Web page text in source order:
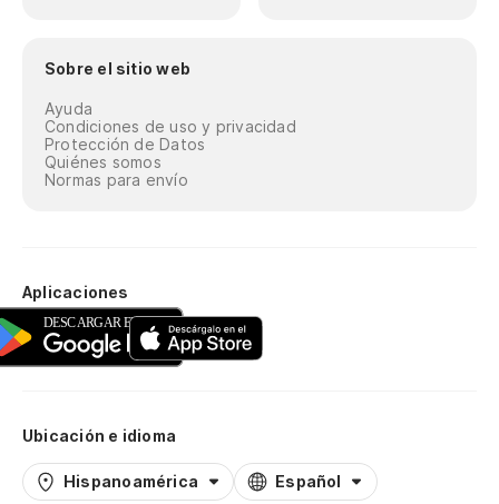
Sobre el sitio web
Ayuda
Condiciones de uso y privacidad
Protección de Datos
Quiénes somos
Normas para envío
Aplicaciones
Ubicación e idioma
Hispanoamérica Español